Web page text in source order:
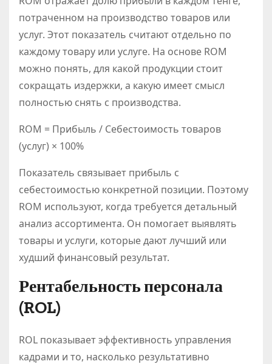
потраченном на производство товаров или
услуг. Этот показатель считают отдельно по
каждому товару или услуге. На основе ROM
можно понять, для какой продукции стоит
сокращать издержки, а какую имеет смысл
полностью снять с производства.
ROM = Прибыль / Себестоимость товаров
(услуг) × 100%
Показатель связывает прибыль с
себестоимостью конкретной позиции. Поэтому
ROM используют, когда требуется детальный
анализ ассортимента. Он помогает выявлять
товары и услуги, которые дают лучший или
худший финансовый результат.
Рентабельность персонала
(ROL)
ROL показывает эффективность управления
кадрами и то, насколько результативно